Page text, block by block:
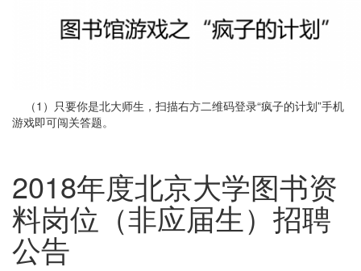
（1）只要你是北大师生，扫描右方二维码登录“疯子的计划”手机
游戏即可闯关答题。
2018年度北京大学图书资
料岗位（非应届生）招聘
公告